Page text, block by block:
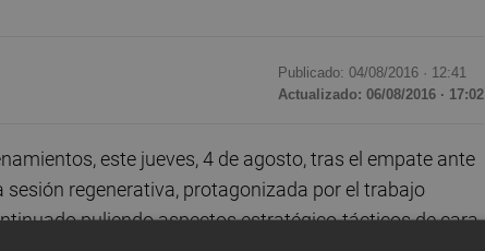
Publicado: 04/08/2016 · 12:41
Actualizado: 06/08/2016 · 17:02
este jueves, 4 de agosto, tras el empate ante
sesión regenerativa, protagonizada por el trabajo
puliendo aspectos estratégico-tácticos de cara